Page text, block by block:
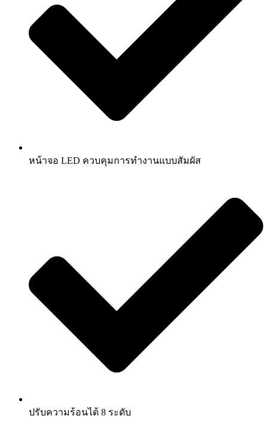
หน้าจอ LED ควบคุมการทำงานแบบสัมผัส
ปรับความร้อนได้ 8 ระดับ